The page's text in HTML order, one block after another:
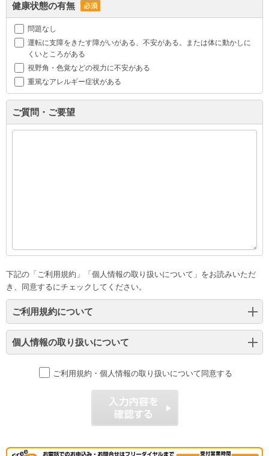
健康状態の有無
問題なし
運転に支障をきたす障がいがある、不安がある。または体に動かしに
くいところがある
視野角・色覚などの視力に不安がある
重篤なアレルギー症状がある
ご質問・ご要望
下記の「ご利用規約」「個人情報の取り扱いについて」をお読みいただ
き、同意するにチェックしてください。
ご利用規約について
個人情報の取り扱いについて
ご利用規約・個人情報の取り扱いについて同意する